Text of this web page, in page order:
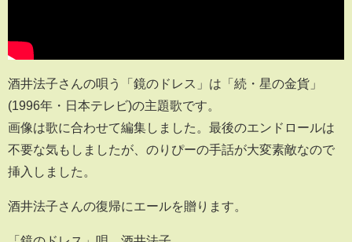
酒井法子さんの唄う「鏡のドレス」は「続・星の金貨」
(1996年・日本テレビ)の主題歌です。
画像は歌に合わせて編集しました。最後のエンドロールは
不要な気もしましたが、のりぴーの手話が大変素敵なので
挿入しました。
酒井法子さんの復帰にエールを贈ります。